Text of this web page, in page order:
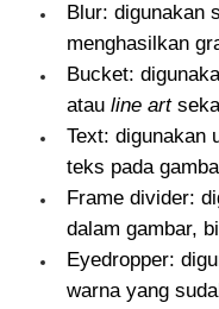
Blur: digunakan
menghasilkan
Bucket:
atau line art
Text: digunakan
teks pada
Frame divider:
dalam gambar,
Eyedropper:
warna yang